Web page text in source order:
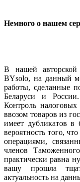
Немного о нашем
В нашей
BYsolo, на данный
работы, сделанные
Беларуси и
Контроль
ввозом товаров из
имеет дубликатов в
вероятность того,
операциями,
членов
практически равна
вашу прошла
актуальность на